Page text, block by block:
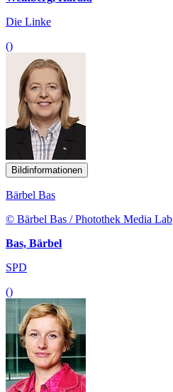
Die Linke
()
Bildinformationen
Bärbel Bas
© Bärbel Bas / Photothek Media Lab
Bas, Bärbel
SPD
()